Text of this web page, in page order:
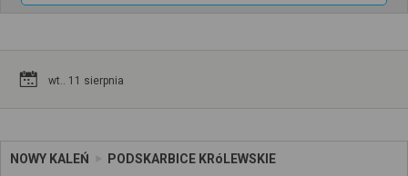
wt.. 11 sierpnia
NOWY KALEŃ PODSKARBICE KRóLEWSKIE